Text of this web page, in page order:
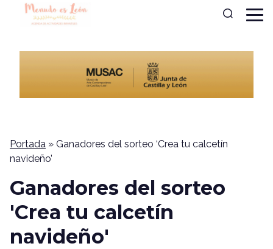
Portada » Ganadores del sorteo ‘Crea tu calcetín
navideño’
Ganadores del sorteo
'Crea tu calcetín
navideño'